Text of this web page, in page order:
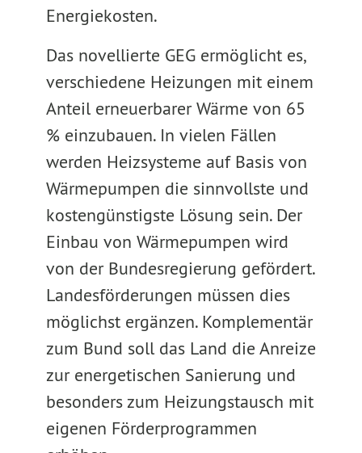
Energiekosten.
Das novellierte GEG ermöglicht es,
verschiedene Heizungen mit einem
Anteil erneuerbarer Wärme von 65
% einzubauen. In vielen Fällen
werden Heizsysteme auf Basis von
Wärmepumpen die sinnvollste und
kostengünstigste Lösung sein. Der
Einbau von Wärmepumpen wird
von der Bundesregierung gefördert.
Landesförderungen müssen dies
möglichst ergänzen. Komplementär
zum Bund soll das Land die Anreize
zur energetischen Sanierung und
besonders zum Heizungstausch mit
eigenen Förderprogrammen